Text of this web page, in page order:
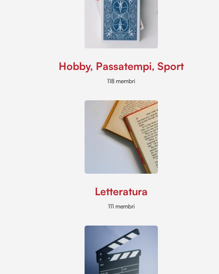
Hobby, Passatempi, Sport
118 membri
Letteratura
111 membri